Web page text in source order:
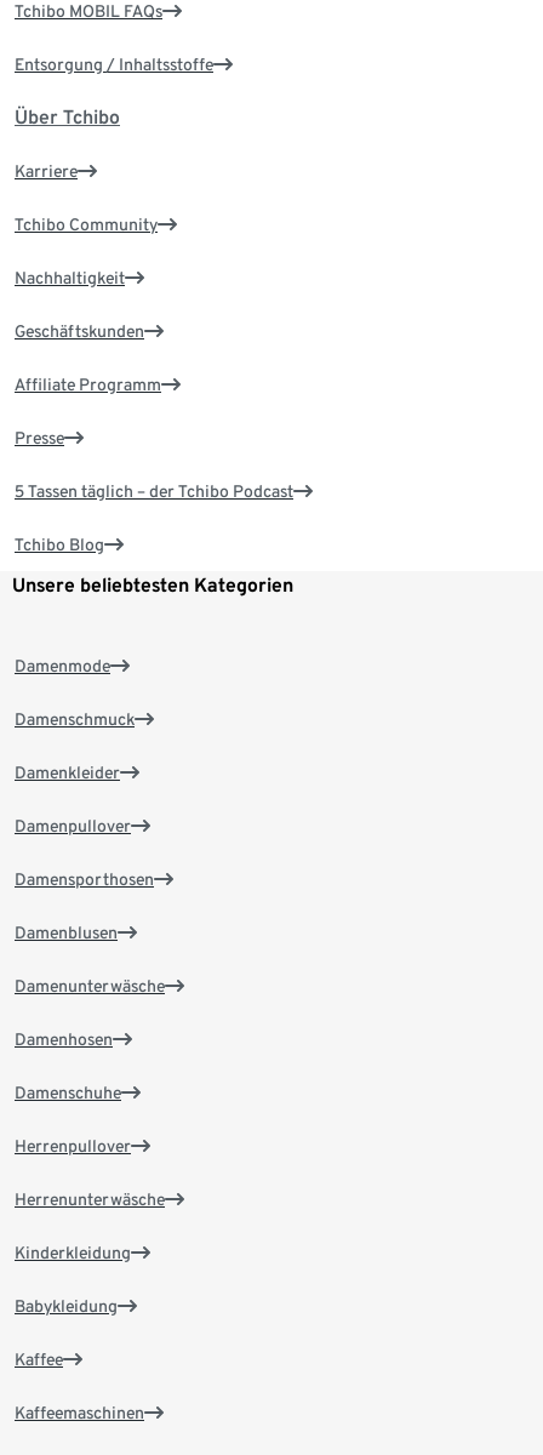
Tchibo MOBIL FAQs
Entsorgung / Inhaltsstoffe
Über Tchibo
Karriere
Tchibo Community
Nachhaltigkeit
Geschäftskunden
Affiliate Programm
Presse
5 Tassen täglich – der Tchibo Podcast
Tchibo Blog
Unsere beliebtesten Kategorien
Damenmode
Damenschmuck
Damenkleider
Damenpullover
Damensporthosen
Damenblusen
Damenunterwäsche
Damenhosen
Damenschuhe
Herrenpullover
Herrenunterwäsche
Kinderkleidung
Babykleidung
Kaffee
Kaffeemaschinen